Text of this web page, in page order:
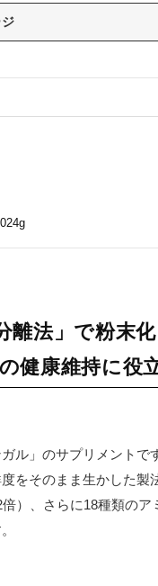
法」で粉末化
康維持に役
ル」のサプリメントで
をそのまま生かした
）、さらに18種類のア